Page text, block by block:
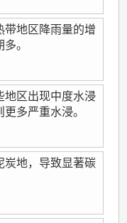
带地区降雨量的增
。
地区出现中度水浸
多严重水浸。
炭地，导致显著碳